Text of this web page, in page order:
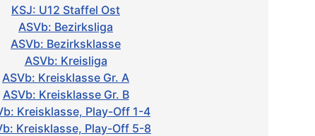
KSJ: U12 Staffel Ost
ASVb: Bezirksliga
ASVb: Bezirksklasse
ASVb: Kreisliga
ASVb: Kreisklasse Gr. A
ASVb: Kreisklasse Gr. B
Kreisklasse, Play-Off 1-4
Kreisklasse, Play-Off 5-8